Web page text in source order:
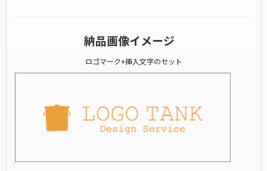
納品画像イメージ
ロゴマーク+挿入文字のセット